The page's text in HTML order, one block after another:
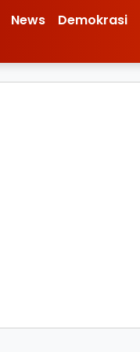
News Demokrasi